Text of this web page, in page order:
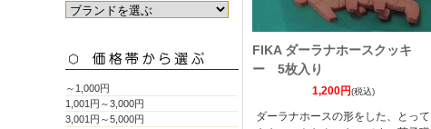
～1,000円
1,001円～3,000円
3,001円～5,000円
FIKA ダーラナホースクッキ
ー 5枚入り
1,200円(税込)
ダーラナホースの形をした、とって